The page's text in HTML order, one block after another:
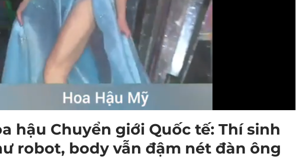
hậu Chuyển giới Quốc tế: Thí sinh
robot, body vẫn đậm nét đàn ông